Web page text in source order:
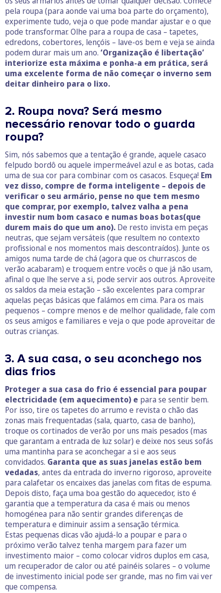
pela roupa (para aonde vai uma boa parte do orçamento),
experimente tudo, veja o que pode mandar ajustar e o que
pode transformar. Olhe para a roupa de casa – tapetes,
edredons, cobertores, lençóis – lave-os bem e veja se ainda
podem durar mais um ano. ‘Organização é libertação’
interiorize esta máxima e ponha-a em prática, será
uma excelente forma de não começar o inverno sem
deitar dinheiro para o lixo.
2. Roupa nova? Será mesmo
necessário renovar todo o guarda
roupa?
Sim, nós sabemos que a tentação é grande, aquele casaco
felpudo bordô ou aquele impermeável azul e as botas, cada
uma de sua cor para combinar com os casacos. Esqueça! Em
vez disso, compre de forma inteligente – depois de
verificar o seu armário, pense no que tem mesmo
que comprar, por exemplo, talvez valha a pena
investir num bom casaco e numas boas botas(que
durem mais do que um ano). De resto invista em peças
neutras, que sejam versáteis (que resultem no contexto
profissional e nos momentos mais descontraídos). Junte os
amigos numa tarde de chá (agora que os churrascos de
verão acabaram) e troquem entre vocês o que já não usam,
afinal o que lhe serve a si, pode servir aos outros. Aproveite
os saldos da meia estação – são excelentes para comprar
aquelas peças básicas que falámos em cima. Para os mais
pequenos – compre menos e de melhor qualidade, fale com
os seus amigos e familiares e veja o que pode aproveitar de
outras crianças.
3. A sua casa, o seu aconchego nos
dias frios
Proteger a sua casa do frio é essencial para poupar
electricidade (em aquecimento) e para se sentir bem.
Por isso, tire os tapetes do arrumo e revista o chão das
zonas mais frequentadas (sala, quarto, casa de banho),
troque os cortinados de verão por uns mais pesados (mas
que garantam a entrada de luz solar) e deixe nos seus sofás
uma mantinha para se aconchegar a si e aos seus
convidados. Garanta que as suas janelas estão bem
vedadas, antes da entrada do inverno rigoroso, aproveite
para calafetar os encaixes das janelas com fitas de espuma.
Depois disto, faça uma boa gestão do aquecedor, isto é
garantia que a temperatura da casa é mais ou menos
homogénea para não sentir grandes diferenças de
temperatura e diminuir assim a sensação térmica.
Estas pequenas dicas vão ajudá-lo a poupar e para o
próximo verão talvez tenha margem para fazer um
investimento maior – como colocar vidros duplos em casa,
um recuperador de calor ou até painéis solares – o volume
de investimento inicial pode ser grande, mas no fim vai ver
que compensa.